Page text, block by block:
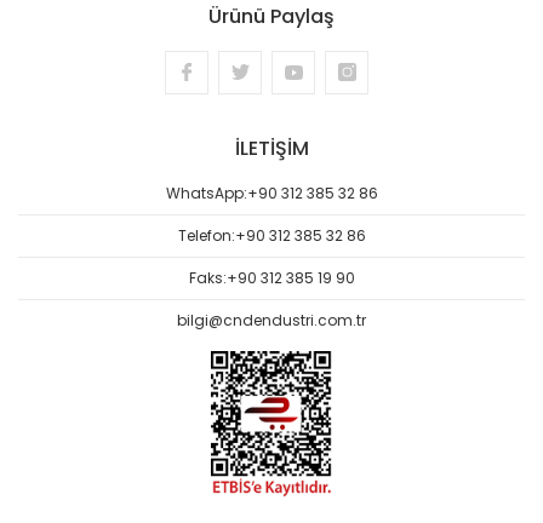
Ürünü Paylaş
İLETİŞİM
WhatsApp:+90 312 385 32 86
Telefon:+90 312 385 32 86
Faks:+90 312 385 19 90
bilgi@cndendustri.com.tr